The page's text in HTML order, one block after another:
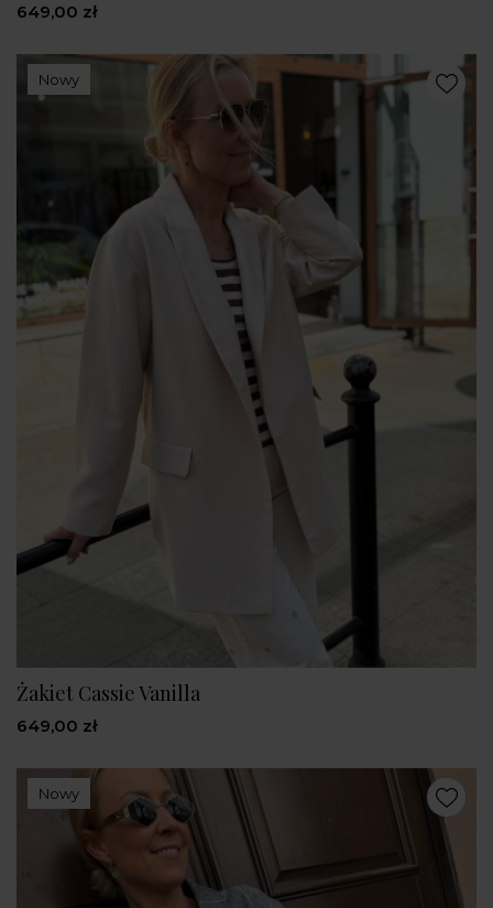
649,00 zł
Nowy
Żakiet Cassie Vanilla
649,00 zł
Nowy